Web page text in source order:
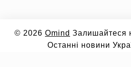
© 2026 Omind Залишайтеся
Останні новини